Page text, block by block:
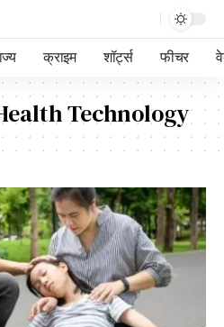
क्राइम शॉर्ट्स फीचर
Technology